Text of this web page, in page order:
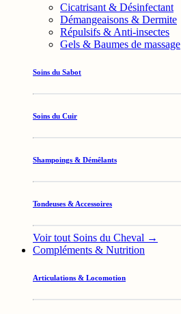
Cicatrisant & Désinfectant
Démangeaisons & Dermite
Répulsifs & Anti-insectes
Gels & Baumes de massage
Soins du Sabot
Soins du Cuir
Shampoings & Démêlants
Tondeuses & Accessoires
Voir tout Soins du Cheval →
Compléments & Nutrition
Articulations & Locomotion